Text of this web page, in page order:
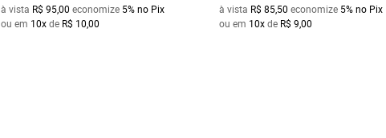
à vista R$ 95,00 economize 5% no Pix
ou em 10xde R$ 10,00
à vista R$ 85,50 economize 5%no Pix
ou em 10xde R$ 9,00